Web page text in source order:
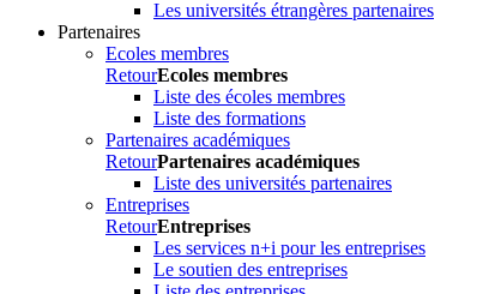
Les universités étrangères partenaires
Partenaires
Ecoles membres
RetourEcoles membres
Liste des écoles membres
Liste des formations
Partenaires académiques
RetourPartenaires académiques
Liste des universités partenaires
Entreprises
RetourEntreprises
Les services n+i pour les entreprises
Le soutien des entreprises